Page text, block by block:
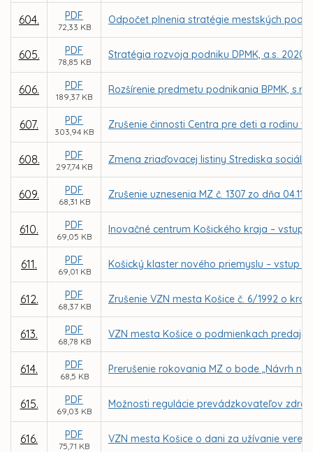
604. PDF
72,33 KB
Odpočet plnenia stratégie mestských
605. PDF
78,85 KB
Stratégia rozvoja podniku DPMK, a.s.
606. PDF
189,37 KB
Rozšírenie predmetu podnikania BPMK, s.r.o.
607. PDF
303,94 KB
Zrušenie činnosti Centra pre deti a rodinu v
608. PDF
297,74 KB
Zmena zriaďovacej listiny Strediska
609. PDF
68,31 KB
Zrušenie uznesenia MZ č. 1307 zo dňa
610. PDF
69,05 KB
Inovačné centrum Košického kraja – vstup
611. PDF
69,01 KB
Košický klaster nového priemyslu – vstup
612. PDF
68,37 KB
Zrušenie VZN mesta Košice č. 6/1992 o
613. PDF
68,78 KB
VZN mesta Košice o podmienkach
614. PDF
68,5 KB
Prerušenie rokovania MZ o bode „Návrh
615. PDF
69,03 KB
Možnosti regulácie prevádzkovateľov
616. PDF
75,71 KB
VZN mesta Košice o dani za užívanie